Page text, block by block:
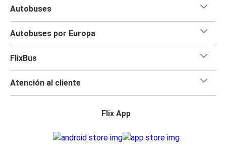
Autobuses
Autobuses por Europa
FlixBus
Atención al cliente
Flix App